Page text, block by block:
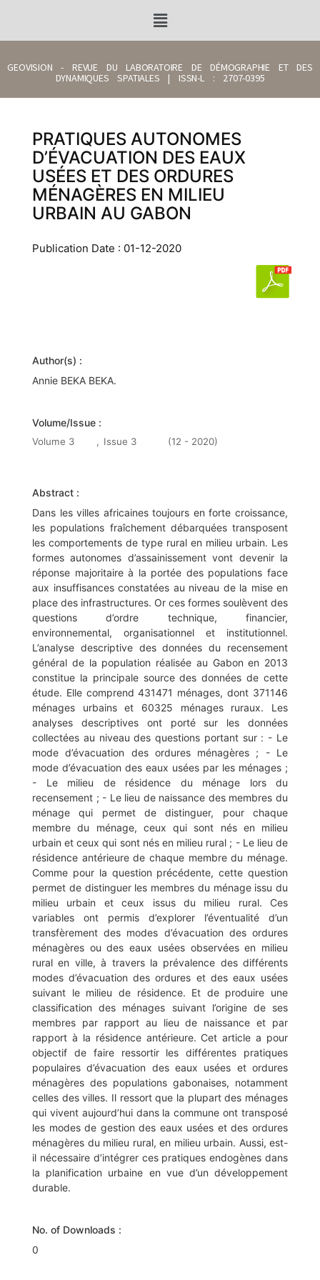
GEOVISION - REVUE DU LABORATOIRE DE DÉMOGRAPHIE ET DES
DYNAMIQUES SPATIALES | ISSN-L : 2707-0395
PRATIQUES AUTONOMES
D’ÉVACUATION DES EAUX
USÉES ET DES ORDURES
MÉNAGÈRES EN MILIEU
URBAIN AU GABON
Publication Date : 01-12-2020
Author(s) :
Annie BEKA BEKA.
Volume/Issue :
Volume 3 , Issue 3 (12 - 2020)
Abstract :
Dans les villes africaines toujours en forte croissance,
les populations fraîchement débarquées transposent
les comportements de type rural en milieu urbain. Les
formes autonomes d’assainissement vont devenir la
réponse majoritaire à la portée des populations face
aux insuffisances constatées au niveau de la mise en
place des infrastructures. Or ces formes soulèvent des
questions d’ordre technique, financier,
environnemental, organisationnel et institutionnel.
L’analyse descriptive des données du recensement
général de la population réalisée au Gabon en 2013
constitue la principale source des données de cette
étude. Elle comprend 431471 ménages, dont 371146
ménages urbains et 60325 ménages ruraux. Les
analyses descriptives ont porté sur les données
collectées au niveau des questions portant sur : - Le
mode d’évacuation des ordures ménagères ; - Le
mode d’évacuation des eaux usées par les ménages ;
- Le milieu de résidence du ménage lors du
recensement ; - Le lieu de naissance des membres du
ménage qui permet de distinguer, pour chaque
membre du ménage, ceux qui sont nés en milieu
urbain et ceux qui sont nés en milieu rural ; - Le lieu de
résidence antérieure de chaque membre du ménage.
Comme pour la question précédente, cette question
permet de distinguer les membres du ménage issu du
milieu urbain et ceux issus du milieu rural. Ces
variables ont permis d’explorer l’éventualité d’un
transfèrement des modes d’évacuation des ordures
ménagères ou des eaux usées observées en milieu
rural en ville, à travers la prévalence des différents
modes d’évacuation des ordures et des eaux usées
suivant le milieu de résidence. Et de produire une
classification des ménages suivant l’origine de ses
membres par rapport au lieu de naissance et par
rapport à la résidence antérieure. Cet article a pour
objectif de faire ressortir les différentes pratiques
populaires d’évacuation des eaux usées et ordures
ménagères des populations gabonaises, notamment
celles des villes. Il ressort que la plupart des ménages
qui vivent aujourd’hui dans la commune ont transposé
les modes de gestion des eaux usées et des ordures
ménagères du milieu rural, en milieu urbain. Aussi, est-
il nécessaire d’intégrer ces pratiques endogènes dans
la planification urbaine en vue d’un développement
durable.
No. of Downloads :
0